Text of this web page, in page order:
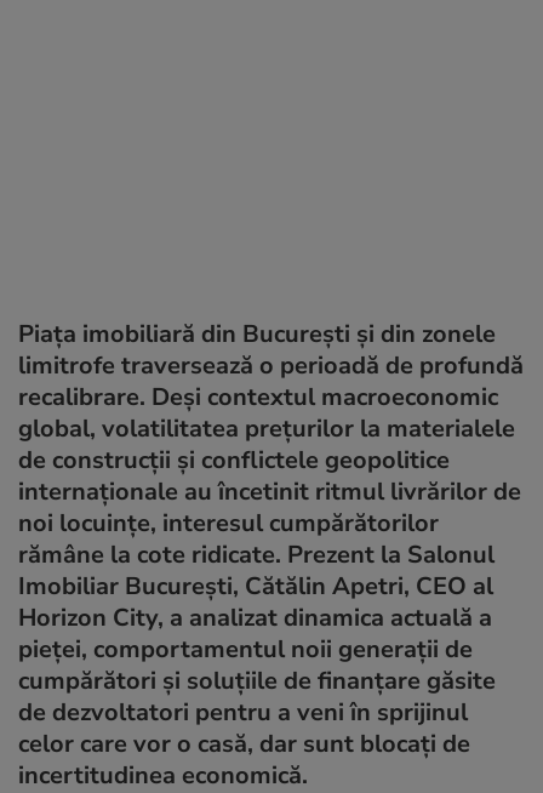
Piața imobiliară din București și din zonele
limitrofe traversează o perioadă de profundă
recalibrare. Deși contextul macroeconomic
global, volatilitatea prețurilor la materialele
de construcții și conflictele geopolitice
internaționale au încetinit ritmul livrărilor de
noi locuințe, interesul cumpărătorilor
rămâne la cote ridicate. Prezent la Salonul
Imobiliar București, Cătălin Apetri, CEO al
Horizon City, a analizat dinamica actuală a
pieței, comportamentul noii generații de
cumpărători și soluțiile de finanțare găsite
de dezvoltatori pentru a veni în sprijinul
celor care vor o casă, dar sunt blocați de
incertitudinea economică.